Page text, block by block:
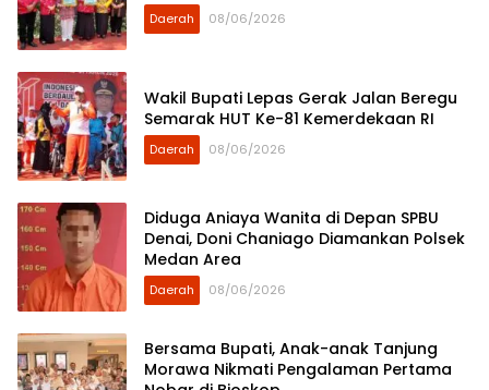
Daerah 08/06/2026
Wakil Bupati Lepas Gerak Jalan Beregu
Semarak HUT Ke-81 Kemerdekaan RI
Daerah 08/06/2026
Diduga Aniaya Wanita di Depan SPBU
Denai, Doni Chaniago Diamankan Polsek
Medan Area
Daerah 08/06/2026
Bersama Bupati, Anak-anak Tanjung
Morawa Nikmati Pengalaman Pertama